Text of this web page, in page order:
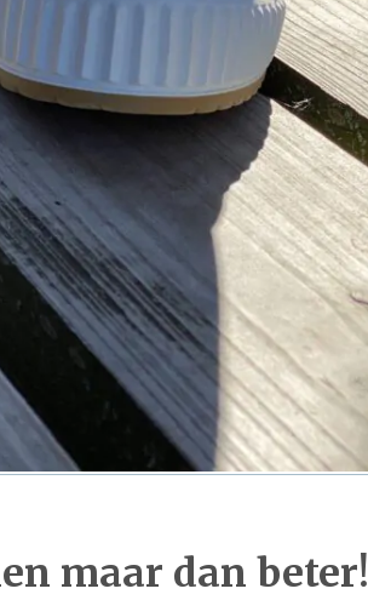
maar dan beter!